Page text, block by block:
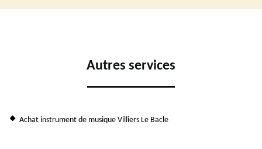
Autres services
Achat instrument de musique Villiers Le Bacle